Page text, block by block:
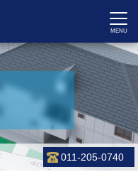
011-205-0740